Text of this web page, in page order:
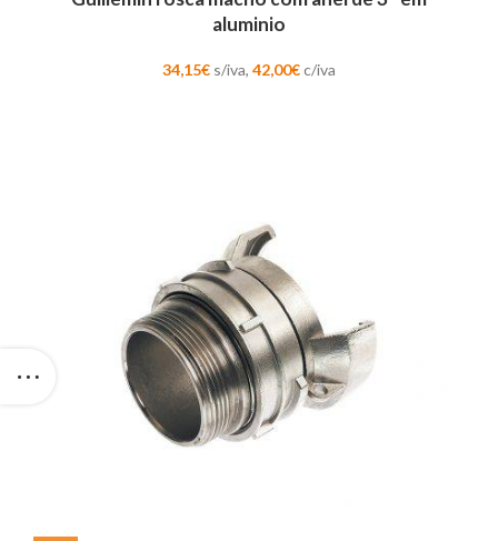
aluminio
34,15€ s/iva, 42,00€c/iva